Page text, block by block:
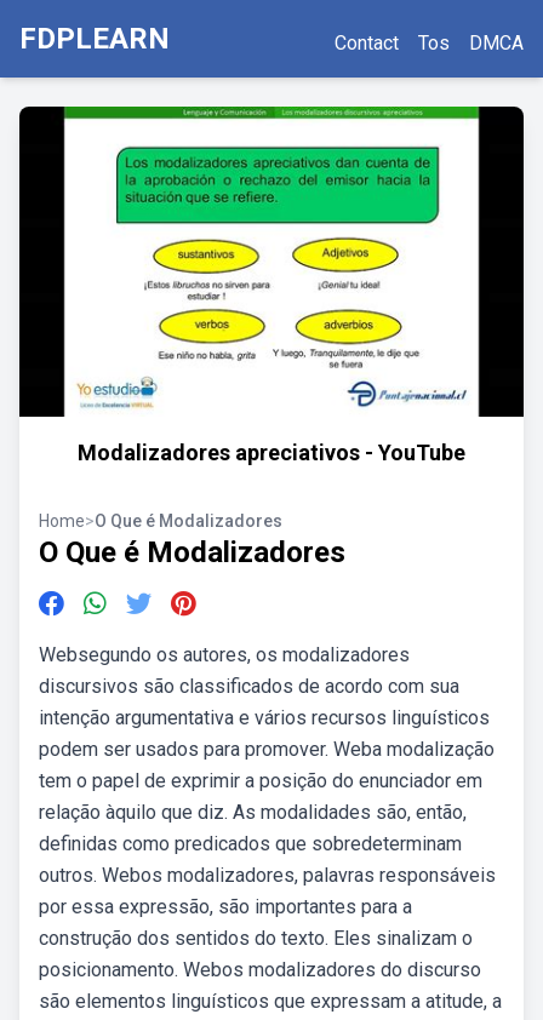
FDPLEARN Contact Tos DMCA
Modalizadores apreciativos - YouTube
Home>O Que é Modalizadores
O Que é Modalizadores
Websegundo os autores, os modalizadores
discursivos são classificados de acordo com sua
intenção argumentativa e vários recursos linguísticos
podem ser usados para promover. Weba modalização
tem o papel de exprimir a posição do enunciador em
relação àquilo que diz. As modalidades são, então,
definidas como predicados que sobredeterminam
outros. Webos modalizadores, palavras responsáveis
por essa expressão, são importantes para a
construção dos sentidos do texto. Eles sinalizam o
posicionamento. Webos modalizadores do discurso
são elementos linguísticos que expressam a atitude, a